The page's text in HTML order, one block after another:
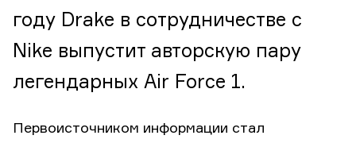
году Drake в сотрудничестве с
Nike выпустит авторскую пару
легендарных Air Force 1.
Первоисточником информации стал